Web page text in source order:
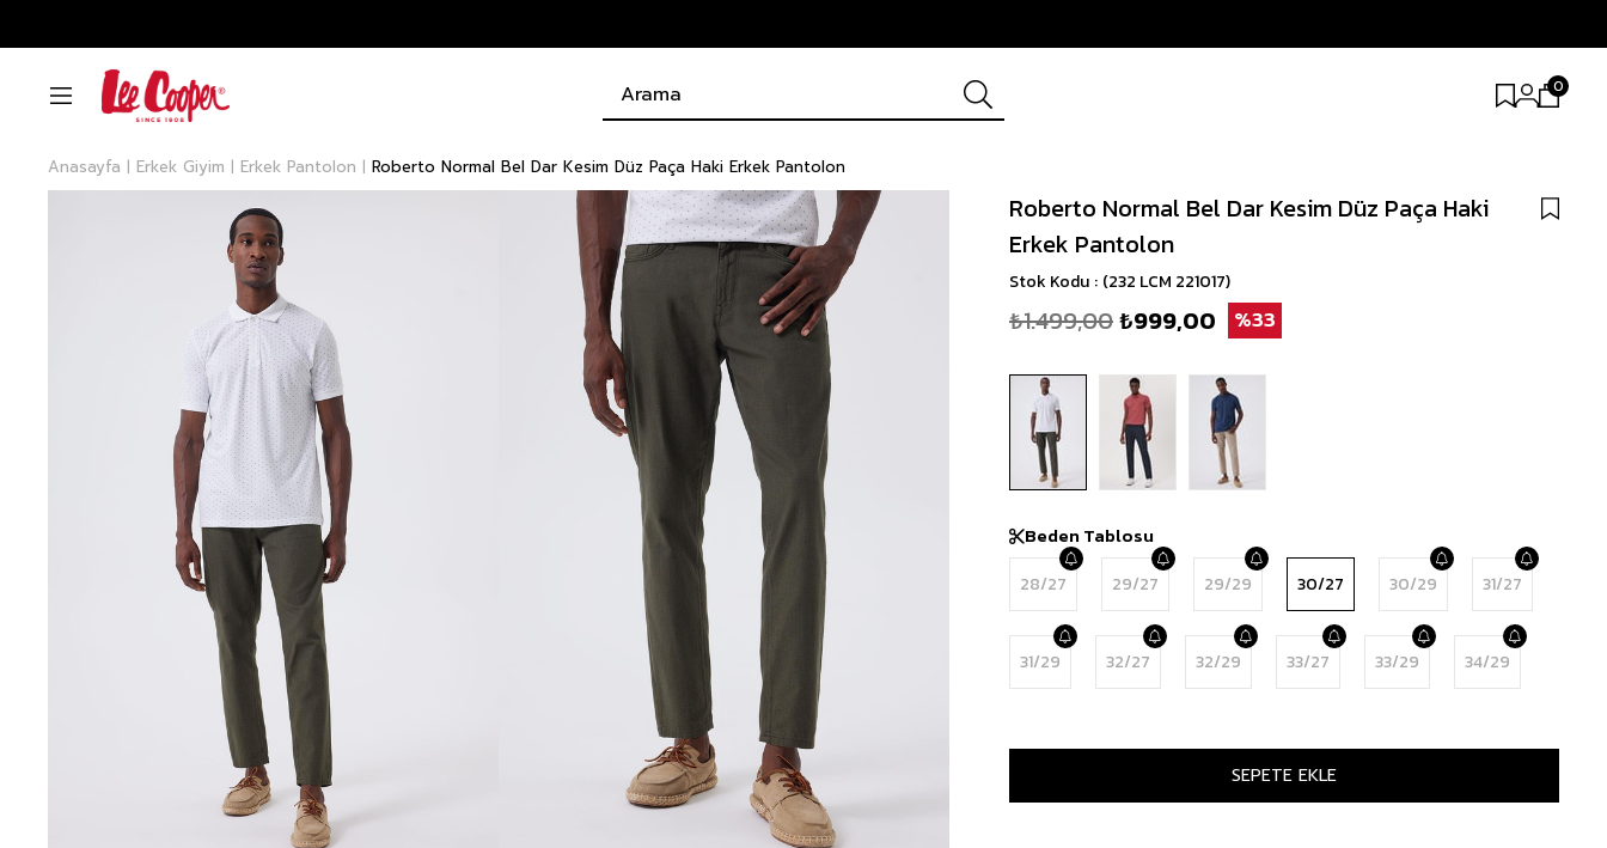
0
Anasayfa Erkek Giyim Erkek Pantolon Roberto Normal Bel Dar Kesim Düz Paça Haki Erkek Pantolon
Roberto Normal Bel Dar Kesim Düz Paça Haki
Erkek Pantolon
Stok Kodu (232 LCM 221017)
₺1.499,00₺999,00 33
Beden Tablosu
28/27 29/27 29/29 30/27 30/29 31/27
31/29 32/27 32/29 33/27 33/29 34/29